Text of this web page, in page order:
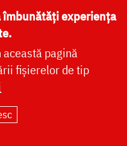
»
îmbunătăți experiența
pagină
fișierelor de tip